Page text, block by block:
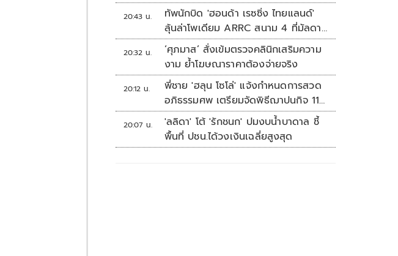
20:43 น.
ทัพนักบิด 'ฮอนด้า เรซซิ่ง ไทยแลนด์'
ลุ้นล่าโพเดียม ARRC สนาม 4 ที่มัลดาลิ
กา
20:32 น.
‘ศุภมาส’ สั่งเข้มตรวจคลินิกเสริมความ
งาม ย้ำโฆษณาราคาต้องจ่ายจริง
20:12 น.
พี่ชาย 'ฮลุน โซโล่' แจ้งกำหนดการสวด
อภิธรรมศพ เตรียมจัดพิธีฌาปนกิจ 11
ส.ค.
20:07 น.
'ลลิดา' โต้ 'รักชนก' ปมงบน้ำบาดาล ชี้
พื้นที่ ปชน.ได้วงเงินเฉลี่ยสูงสุด